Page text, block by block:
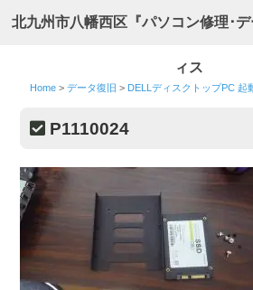
北九州市八幡西区『パソコン修理･
ィス
Home >データ復旧 > DELLディスクトップPC 起
P1110024